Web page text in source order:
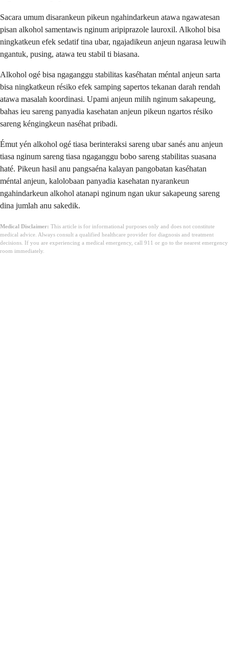
Sacara umum disarankeun pikeun ngahindarkeun atawa ngawatesan
pisan alkohol samentawis nginum aripiprazole lauroxil. Alkohol bisa
ningkatkeun efek sedatif tina ubar, ngajadikeun anjeun ngarasa leuwih
ngantuk, pusing, atawa teu stabil ti biasana.
Alkohol ogé bisa ngaganggu stabilitas kaséhatan méntal anjeun sarta
bisa ningkatkeun résiko efek samping sapertos tekanan darah rendah
atawa masalah koordinasi. Upami anjeun milih nginum sakapeung,
bahas ieu sareng panyadia kasehatan anjeun pikeun ngartos résiko
sareng kéngingkeun naséhat pribadi.
Émut yén alkohol ogé tiasa berinteraksi sareng ubar sanés anu anjeun
tiasa nginum sareng tiasa ngaganggu bobo sareng stabilitas suasana
haté. Pikeun hasil anu pangsaéna kalayan pangobatan kaséhatan
méntal anjeun, kalolobaan panyadia kasehatan nyarankeun
ngahindarkeun alkohol atanapi nginum ngan ukur sakapeung sareng
dina jumlah anu sakedik.
Medical Disclaimer: This article is for informational purposes only and does not constitute
medical advice. Always consult a qualified healthcare provider for diagnosis and treatment
decisions. If you are experiencing a medical emergency, call 911 or go to the nearest emergency
room immediately.